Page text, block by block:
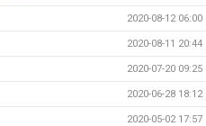
2020-08-12 06:00
2020-08-11 20:44
2020-07-20 09:25
2020-06-28 18:12
2020-05-02 17:57